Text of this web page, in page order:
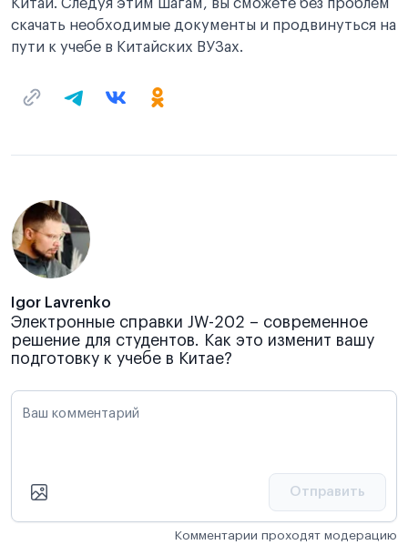
Китай. Следуя этим шагам, вы сможете без проблем
скачать необходимые документы и продвинуться на
пути к учебе в Китайских ВУЗах.
Igor Lavrenko
Электронные справки JW-202 – современное
решение для студентов. Как это изменит вашу
подготовку к учебе в Китае?
Ваш комментарий
Отправить
Комментарии проходят модерацию